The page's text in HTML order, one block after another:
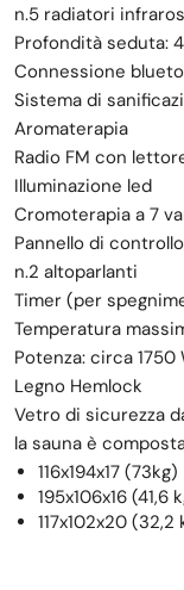
n.5 radiatori
Profondità seduta:
Connessione
Sistema di
Aromaterapia
Radio FM con
Illuminazione led
Cromoterapia a 7
Pannello di
n.2 altoparlanti
Timer (per
Temperatura
Potenza: circa 1750
Legno Hemlock
Vetro di sicurezza
la sauna è
116x194x17 (73kg)
195x106x16 (41,6
117x102x20 (32,2